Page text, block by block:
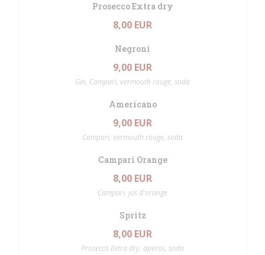
Prosecco Extra dry
8,00 EUR
Negroni
9,00 EUR
Gin, Campari, vermouth rouge, soda
Americano
9,00 EUR
Campari, vermouth rouge, soda
Campari Orange
8,00 EUR
Campari, jus d'orange
Spritz
8,00 EUR
Prosecco Extra dry, apéros, soda